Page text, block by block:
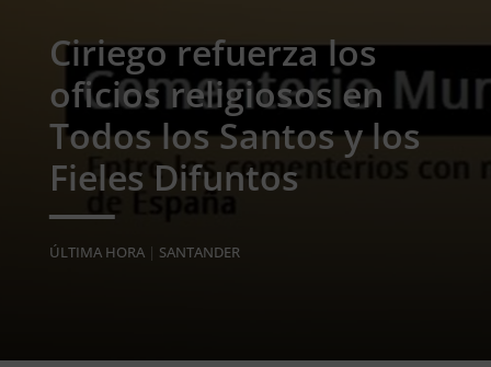
Ciriego refuerza los
oficios religiosos en
Todos los Santos y los
Fieles Difuntos
ÚLTIMA HORA| SANTANDER